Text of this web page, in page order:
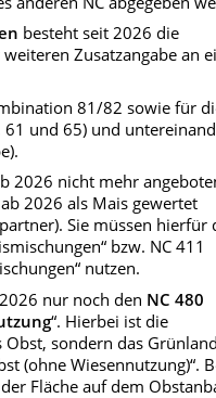
besteht seit 2026 die
Zusatzangabe an
81/82 sowie für
und 65) und
2026 nicht mehr
2026 als Mais gewertet
Sie müssen hierfür
bzw. NC 411
nutzen.
nur noch den NC 480
“. Hierbei ist die
sondern das
(ohne Wiesennutzung)“.
Fläche auf dem